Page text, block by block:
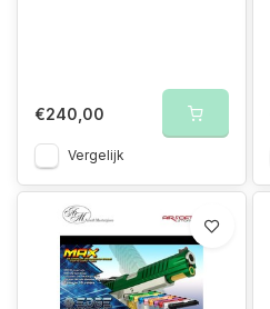
€240,00
Vergelijk